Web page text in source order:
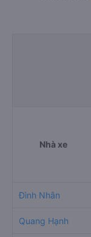
Nhà xe
Đình Nhân
Quang Hạnh